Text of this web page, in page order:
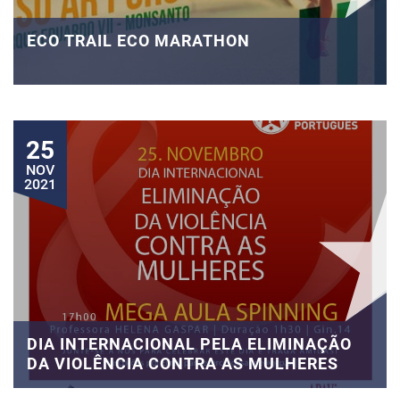
ECO TRAIL ECO MARATHON
25
NOV
2021
DIA INTERNACIONAL PELA ELIMINAÇÃO
DA VIOLÊNCIA CONTRA AS MULHERES